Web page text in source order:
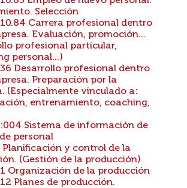
Selección
Carrera profesional dentro
Evaluación, promoción...
profesional particular,
personal...)
Desarrollo profesional dentro
Preparación por la
(Especialmente vinculado a:
entrenamiento, coaching,
Sistema de información de
personal
Planificación y control de la
(Gestión de la producción)
Organización de la producción
Planes de producción.